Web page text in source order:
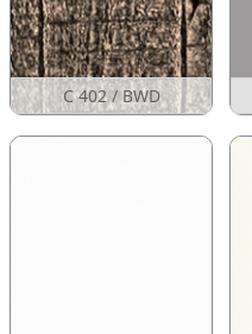
C 402 / BWD